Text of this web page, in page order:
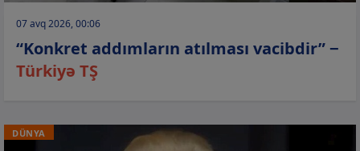
07 avq 2026, 00:06
“Konkret addımların atılması vacibdir” −
Türkiyə TŞ
DÜNYA